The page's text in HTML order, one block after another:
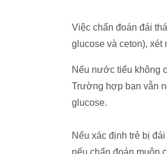
Việc chẩn đoán đái
glucose và ceton),
Nếu nước tiểu không
Trường hợp bạn vẫn
glucose.
Nếu xác định trẻ bị
nếu chẩn đoán muộn